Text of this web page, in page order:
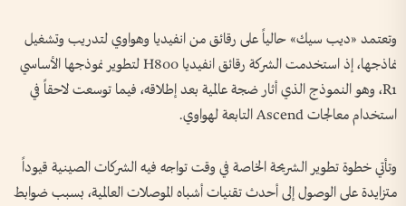
وتعتمد «ديب سيك» حالياً على رقائق من انفيديا وهواوي لتدريب وتشغيل
نماذجها، إذ استخدمت الشركة رقائق انفيديا H800 لتطوير نموذجها الأساسي
R1، وهو النموذج الذي أثار ضجة عالمية بعد إطلاقه، فيما توسعت لاحقاً في
استخدام معالجات Ascend التابعة لهواوي.
وتأتي خطوة تطوير الشريحة الخاصة في وقت تواجه فيه الشركات الصينية قيوداً
متزايدة على الوصول إلى أحدث تقنيات أشباه الموصلات العالمية، بسبب ضوابط